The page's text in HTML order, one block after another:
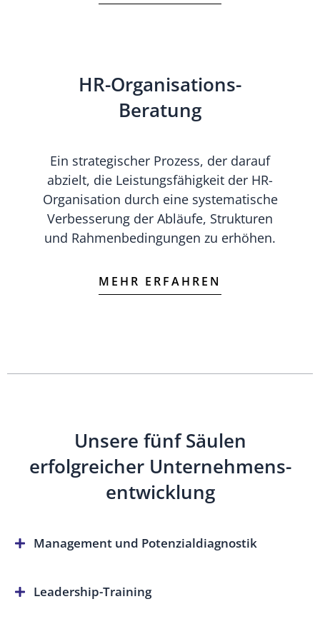
HR-Organisations-
Beratung
Ein strategischer Prozess, der darauf
abzielt, die Leistungsfähigkeit der HR-
Organisation durch eine systematische
Verbesserung der Abläufe, Strukturen
und Rahmenbedingungen zu erhöhen.
MEHR ERFAHREN
Unsere fünf Säulen
erfolgreicher Unternehmens-
entwicklung
Management und Potenzialdiagnostik
Leadership-Training